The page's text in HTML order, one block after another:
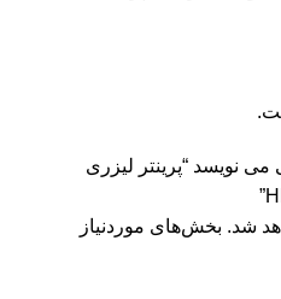
نویسد “پرینتر لیزری
شد. بخش‌های موردنیاز